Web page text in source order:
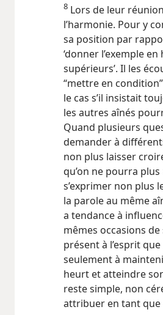
8 Lors de leur
l’harmonie. Pour y
sa position par
‘donner l’exemple
supérieurs’. Il les
“mettre en
le cas s’il insistait
les autres aînés
Quand plusieurs
demander à
non plus laisser
qu’on ne pourra
s’exprimer non plus
la parole au même
a tendance à
mêmes occasions
présent à l’esprit
seulement à
heurt et atteindre
reste simple, non
attribuer en tant